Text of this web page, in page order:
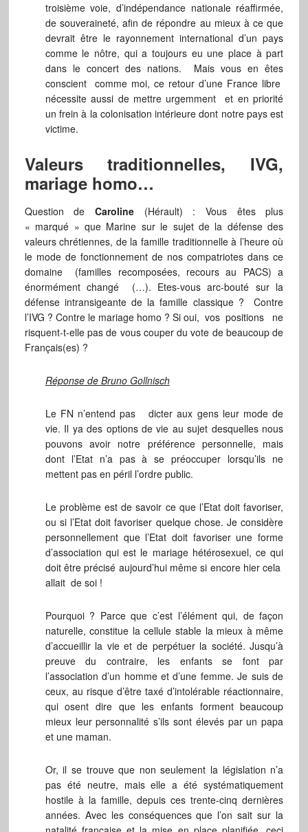
troisième voie, d’indépendance nationale réaffirmée,
de souveraineté, afin de répondre au mieux à ce que
devrait être le rayonnement international d’un pays
comme le nôtre, qui a toujours eu une place à part
dans le concert des nations. Mais vous en êtes
conscient comme moi, ce retour d’une France libre
nécessite aussi de mettre urgemment et en priorité
un frein à la colonisation intérieure dont notre pays est
victime.
Valeurs traditionnelles, IVG,
mariage homo…
Question de Caroline (Hérault) : Vous êtes plus
« marqué » que Marine sur le sujet de la défense des
valeurs chrétiennes, de la famille traditionnelle à l’heure où
le mode de fonctionnement de nos compatriotes dans ce
domaine (familles recomposées, recours au PACS) a
énormément changé (…). Etes-vous arc-bouté sur la
défense intransigeante de la famille classique ? Contre
l’IVG ? Contre le mariage homo ? Si oui, vos positions ne
risquent-t-elle pas de vous couper du vote de beaucoup de
Français(es) ?
Réponse de Bruno Gollnisch
Le FN n’entend pas dicter aux gens leur mode de
vie. Il ya des options de vie au sujet desquelles nous
pouvons avoir notre préférence personnelle, mais
dont l’Etat n’a pas à se préoccuper lorsqu’ils ne
mettent pas en péril l’ordre public.
Le problème est de savoir ce que l’Etat doit favoriser,
ou si l’Etat doit favoriser quelque chose. Je considère
personnellement que l’Etat doit favoriser une forme
d’association qui est le mariage hétérosexuel, ce qui
doit être précisé aujourd’hui même si encore hier cela
allait de soi !
Pourquoi ? Parce que c’est l’élément qui, de façon
naturelle, constitue la cellule stable la mieux à même
d’accueillir la vie et de perpétuer la société. Jusqu’à
preuve du contraire, les enfants se font par
l’association d’un homme et d’une femme. Je suis de
ceux, au risque d’être taxé d’intolérable réactionnaire,
qui osent dire que les enfants forment beaucoup
mieux leur personnalité s’ils sont élevés par un papa
et une maman.
Or, il se trouve que non seulement la législation n’a
pas été neutre, mais elle a été systématiquement
hostile à la famille, depuis ces trente-cinq dernières
années. Avec les conséquences que l’on sait sur la